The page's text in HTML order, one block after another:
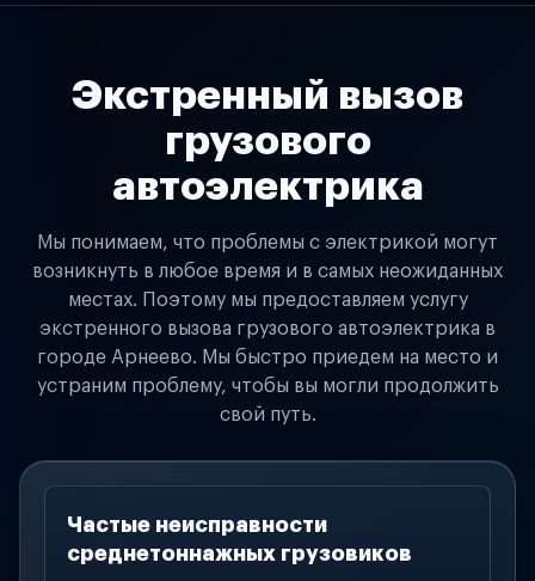
Экстренный вызов
грузового
автоэлектрика
Мы понимаем, что проблемы с электрикой могут
возникнуть в любое время и в самых неожиданных
местах. Поэтому мы предоставляем услугу
экстренного вызова грузового автоэлектрика в
городе Арнеево. Мы быстро приедем на место и
устраним проблему, чтобы вы могли продолжить
свой путь.
Частые неисправности
среднетоннажных грузовиков